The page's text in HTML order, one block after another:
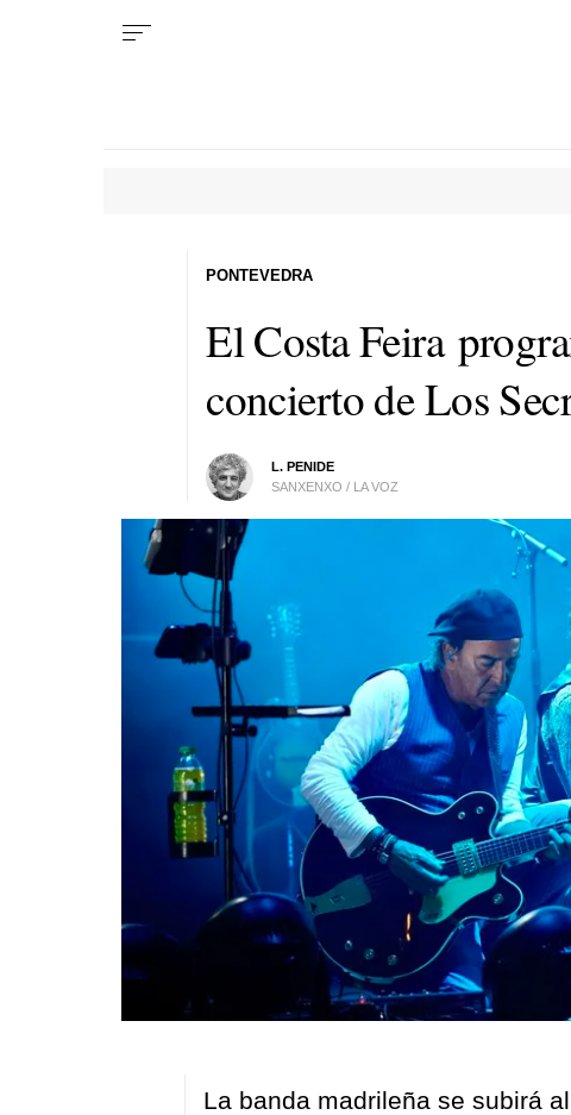
El Costa Feira
concierto de Los
L. PENIDE
SANXENXO / LA VOZ
PONTEVEDRA
La banda madrileña se subirá